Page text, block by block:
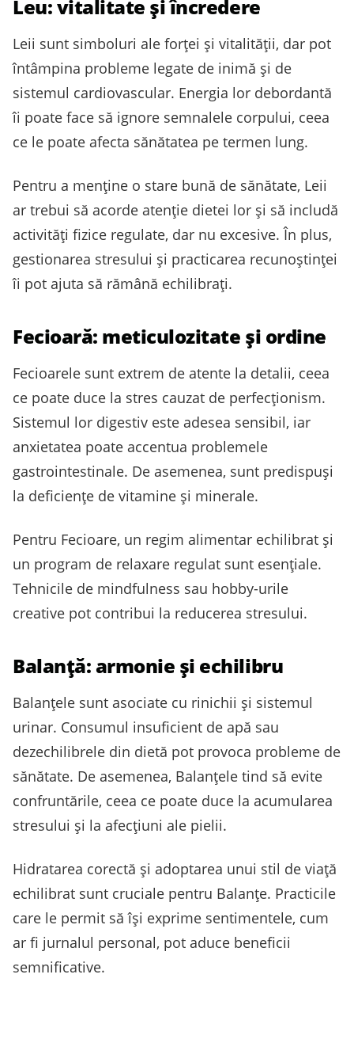
Leu: vitalitate și încredere
Leii sunt simboluri ale forței și vitalității, dar pot
întâmpina probleme legate de inimă și de
sistemul cardiovascular. Energia lor debordantă
îi poate face să ignore semnalele corpului, ceea
ce le poate afecta sănătatea pe termen lung.
Pentru a menține o stare bună de sănătate, Leii
ar trebui să acorde atenție dietei lor și să includă
activități fizice regulate, dar nu excesive. În plus,
gestionarea stresului și practicarea recunoștinței
îi pot ajuta să rămână echilibrați.
Fecioară: meticulozitate și ordine
Fecioarele sunt extrem de atente la detalii, ceea
ce poate duce la stres cauzat de perfecționism.
Sistemul lor digestiv este adesea sensibil, iar
anxietatea poate accentua problemele
gastrointestinale. De asemenea, sunt predispuși
la deficiențe de vitamine și minerale.
Pentru Fecioare, un regim alimentar echilibrat și
un program de relaxare regulat sunt esențiale.
Tehnicile de mindfulness sau hobby-urile
creative pot contribui la reducerea stresului.
Balanță: armonie și echilibru
Balanțele sunt asociate cu rinichii și sistemul
urinar. Consumul insuficient de apă sau
dezechilibrele din dietă pot provoca probleme de
sănătate. De asemenea, Balanțele tind să evite
confruntările, ceea ce poate duce la acumularea
stresului și la afecțiuni ale pielii.
Hidratarea corectă și adoptarea unui stil de viață
echilibrat sunt cruciale pentru Balanțe. Practicile
care le permit să își exprime sentimentele, cum
ar fi jurnalul personal, pot aduce beneficii
semnificative.